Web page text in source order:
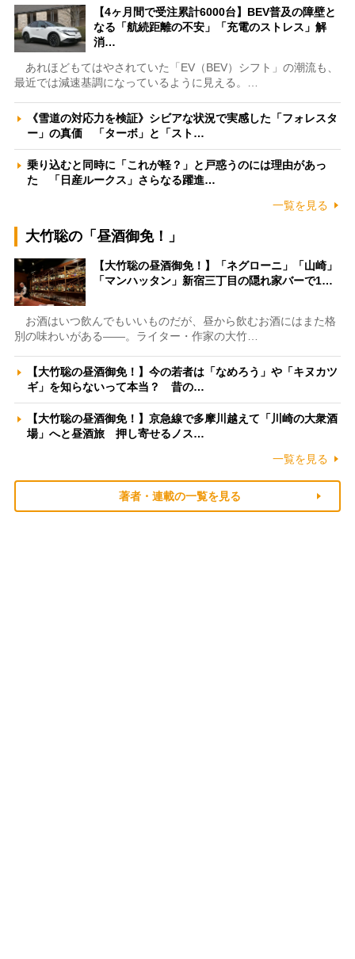
【4ヶ月間で受注累計6000台】BEV普及の障壁と
なる「航続距離の不安」「充電のストレス」解
消…
あれほどもてはやされていた「EV（BEV）シフト」の潮流も、
最近では減速基調になっているように見える。…
《雪道の対応力を検証》シビアな状況で実感した「フォレスタ
ー」の真価 「ターボ」と「スト…
乗り込むと同時に「これが軽？」と戸惑うのには理由があっ
た 「日産ルークス」さらなる躍進…
一覧を見る
大竹聡の「昼酒御免！」
【大竹聡の昼酒御免！】「ネグローニ」「山崎」
「マンハッタン」新宿三丁目の隠れ家バーで1…
お酒はいつ飲んでもいいものだが、昼から飲むお酒にはまた格
別の味わいがある――。ライター・作家の大竹…
【大竹聡の昼酒御免！】今の若者は「なめろう」や「キヌカツ
ギ」を知らないって本当？ 昔の…
【大竹聡の昼酒御免！】京急線で多摩川越えて「川崎の大衆酒
場」へと昼酒旅 押し寄せるノス…
一覧を見る
著者・連載の一覧を見る